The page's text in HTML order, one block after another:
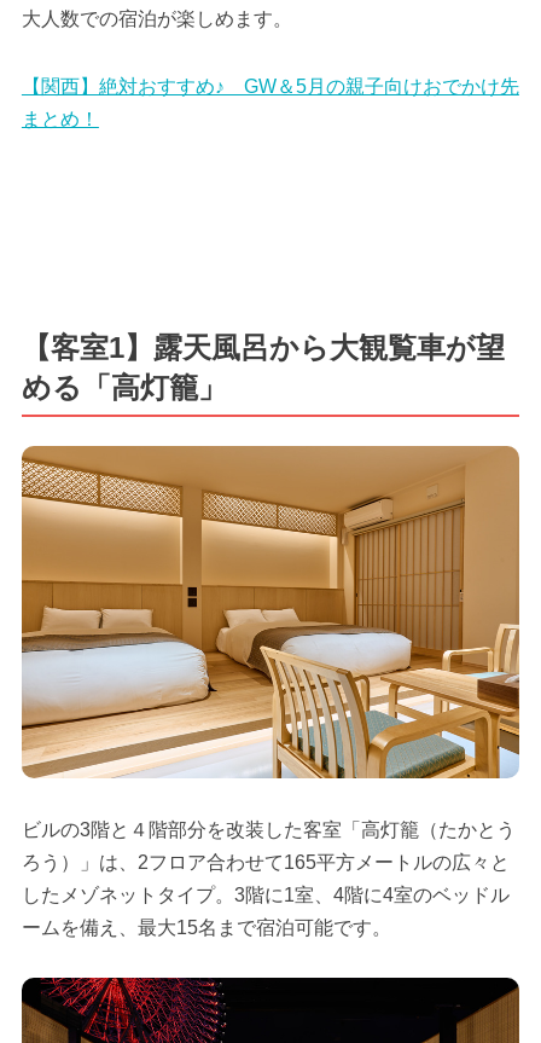
大人数での宿泊が楽しめます。
【関西】絶対おすすめ♪ GW＆5月の親子向けおでかけ先
まとめ！
【客室1】露天風呂から大観覧車が望
める「高灯籠」
ビルの3階と４階部分を改装した客室「高灯籠（たかとう
ろう）」は、2フロア合わせて165平方メートルの広々と
したメゾネットタイプ。3階に1室、4階に4室のベッドル
ームを備え、最大15名まで宿泊可能です。